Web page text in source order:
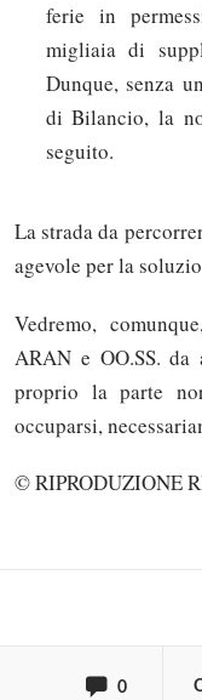
ferie in
migliaia di
Dunque, senza
di Bilancio, la
seguito.
La strada da
agevole per la
Vedremo,
ARAN e OO.SS.
proprio la parte
occuparsi,
© RIPRODUZIONE
0
Solo gli
commentare!